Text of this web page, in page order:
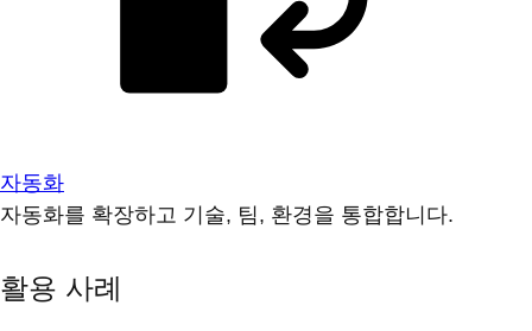
자동화
자동화를 확장하고 기술, 팀, 환경을 통합합니다.
활용 사례